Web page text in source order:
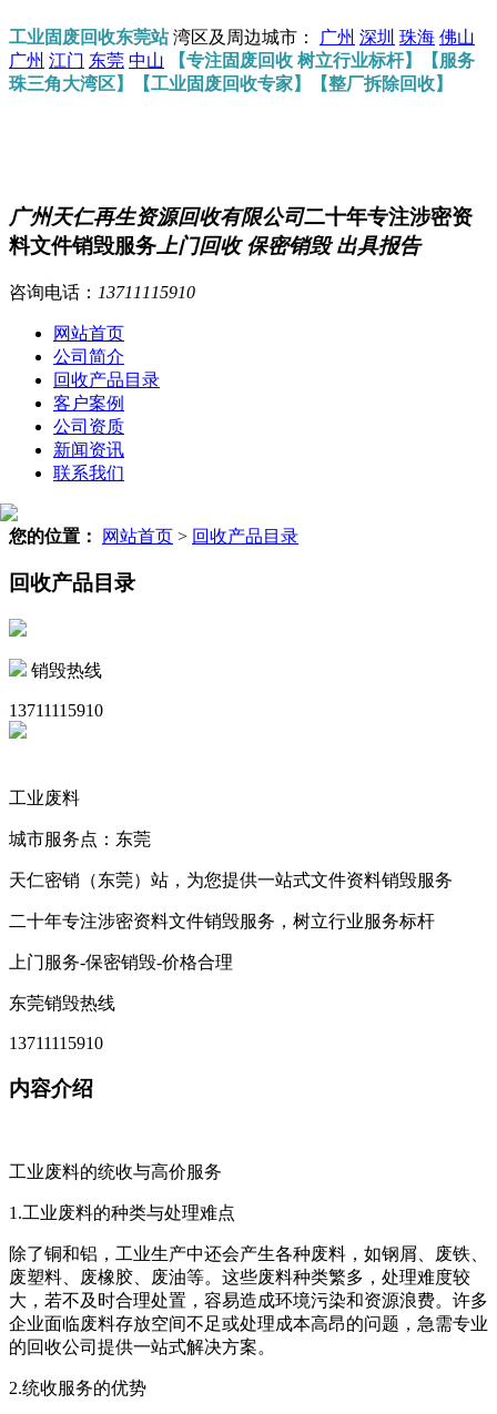
工业固废回收东莞站湾区及周边城市： 广州 深圳 珠海 佛山
广州 江门 东莞 中山
【专注固废回收 树立行业标杆】【服务
珠三角大湾区】【工业固废回收专家】【整厂拆除回收】
广州天仁再生资源回收有限公司二十年专注涉密资
料文件销毁服务 上门回收 保密销毁 出具报告
咨询电话： 13711115910
网站首页
公司简介
回收产品目录
客户案例
公司资质
新闻资讯
联系我们
您的位置： 网站首页 > 回收产品目录
回收产品目录
销毁热线
13711115910
工业废料
城市服务点：东莞
天仁密销（东莞）站，为您提供一站式文件资料销毁服务
二十年专注涉密资料文件销毁服务，树立行业服务标杆
上门服务-保密销毁-价格合理
东莞销毁热线
13711115910
内容介绍
工业废料的统收与高价服务
1.工业废料的种类与处理难点
除了铜和铝，工业生产中还会产生各种废料，如钢屑、废铁、
废塑料、废橡胶、废油等。这些废料种类繁多，处理难度较
大，若不及时合理处置，容易造成环境污染和资源浪费。许多
企业面临废料存放空间不足或处理成本高昂的问题，急需专业
的回收公司提供一站式解决方案。
2.统收服务的优势